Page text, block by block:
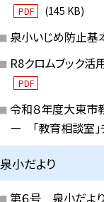
PDF (145 KB)
泉小いじめ防止基
R8クロムブック活
PDF
令和８年度大東市
ー 「教育相談室」
泉小だより
第６号 泉小だより